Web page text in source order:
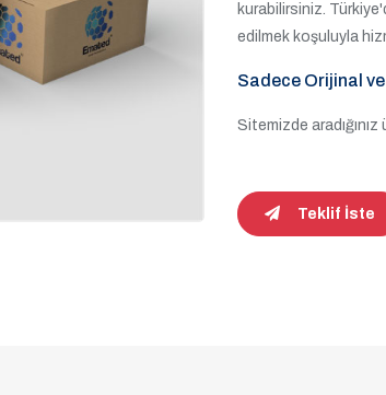
kurabilirsiniz.
edilmek koşuluyla
Sadece Orijinal ve
Sitemizde
Teklif İste